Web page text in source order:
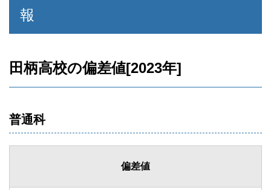
報
田柄高校の偏差値[2023年]
普通科
偏差値